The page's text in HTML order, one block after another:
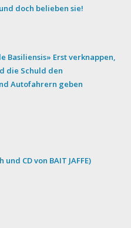
doch belieben sie!
Basiliensis» Erst verknappen,
die Schuld den
Autofahrern geben
CD von BAIT JAFFE)